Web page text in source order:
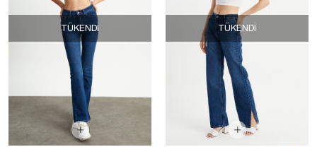
TÜKENDI TÜKENDI